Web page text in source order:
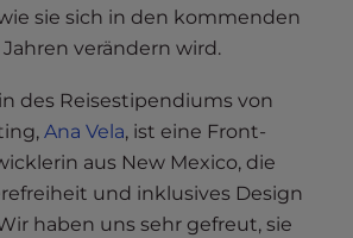
sie sich in den kommenden
verändern wird.
des Reisestipendiums von
Ana Vela, ist eine Front-
aus New Mexico, die
und inklusives Design
haben uns sehr gefreut, sie